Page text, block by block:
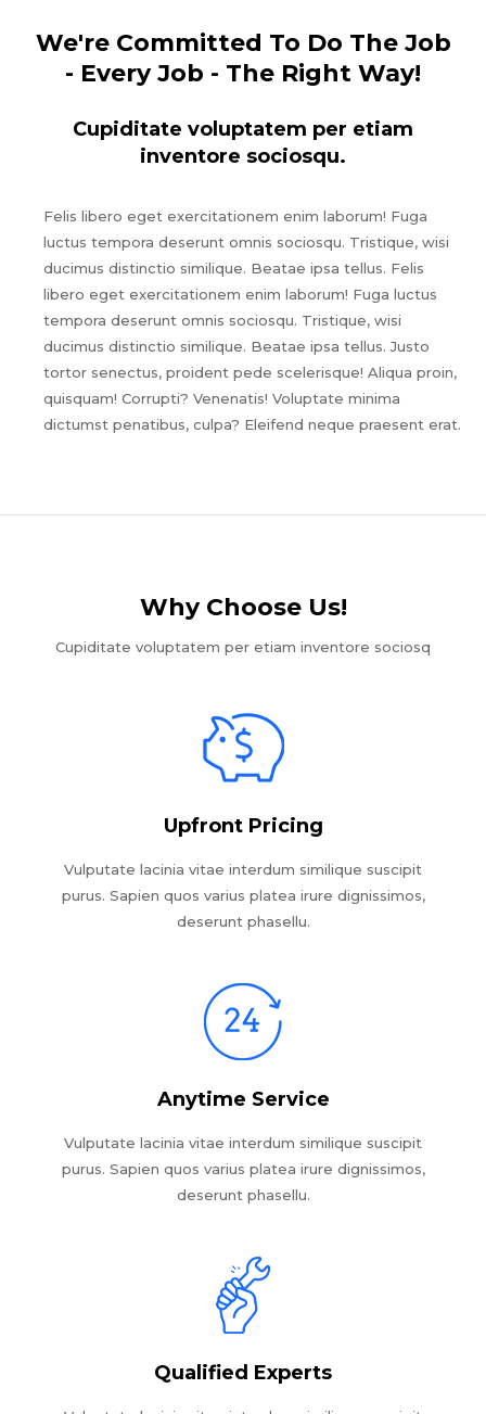
We're Committed To Do The Job
- Every Job - The Right Way!
Cupiditate voluptatem per etiam
inventore sociosqu.
Felis libero eget exercitationem enim laborum! Fuga
luctus tempora deserunt omnis sociosqu. Tristique, wisi
ducimus distinctio similique. Beatae ipsa tellus. Felis
libero eget exercitationem enim laborum! Fuga luctus
tempora deserunt omnis sociosqu. Tristique, wisi
ducimus distinctio similique. Beatae ipsa tellus. Justo
tortor senectus, proident pede scelerisque! Aliqua proin,
quisquam! Corrupti? Venenatis! Voluptate minima
dictumst penatibus, culpa? Eleifend neque praesent erat.
Why Choose Us!​
Cupiditate voluptatem per etiam inventore sociosq
Upfront Pricing
Vulputate lacinia vitae interdum similique suscipit
purus. Sapien quos varius platea irure dignissimos,
deserunt phasellu.
Anytime Service
Vulputate lacinia vitae interdum similique suscipit
purus. Sapien quos varius platea irure dignissimos,
deserunt phasellu.
Qualified Experts